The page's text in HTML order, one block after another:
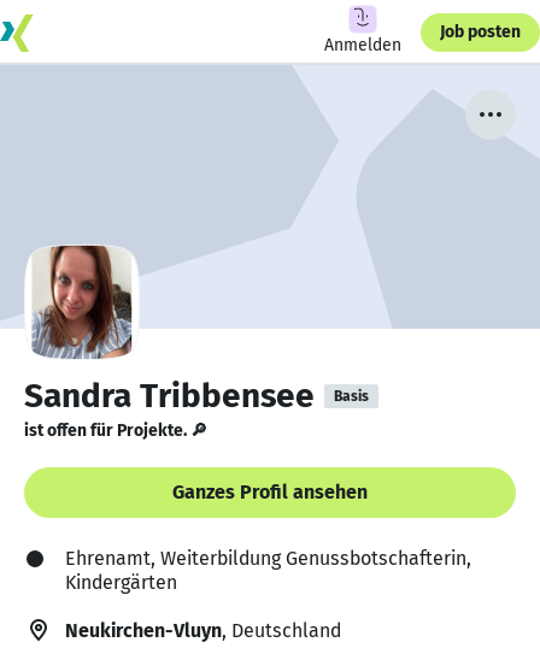
Anmelden
Job posten
Sandra Tribbensee Basis
ist offen für Projekte. 🔎
Ganzes Profil ansehen
Ehrenamt, Weiterbildung Genussbotschafterin,
Kindergärten
Neukirchen-Vluyn, Deutschland